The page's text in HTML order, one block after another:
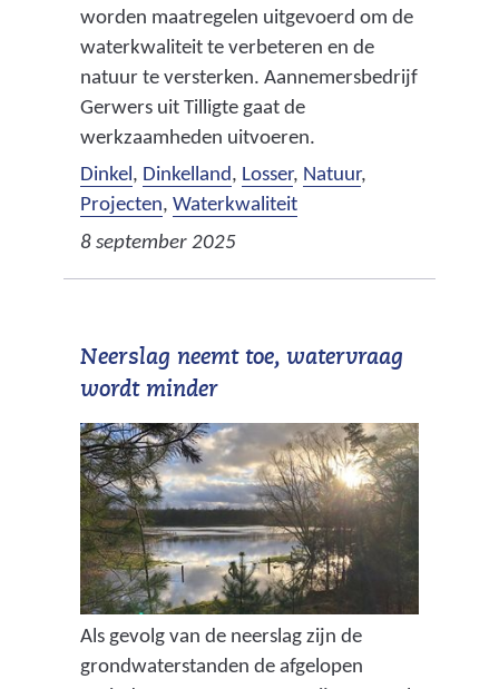
worden maatregelen uitgevoerd om de
waterkwaliteit te verbeteren en de
natuur te versterken. Aannemersbedrijf
Gerwers uit Tilligte gaat de
werkzaamheden uitvoeren.
Dinkel, Dinkelland, Losser, Natuur,
Projecten, Waterkwaliteit
8 september 2025
Neerslag neemt toe, watervraag
wordt minder
Als gevolg van de neerslag zijn de
grondwaterstanden de afgelopen